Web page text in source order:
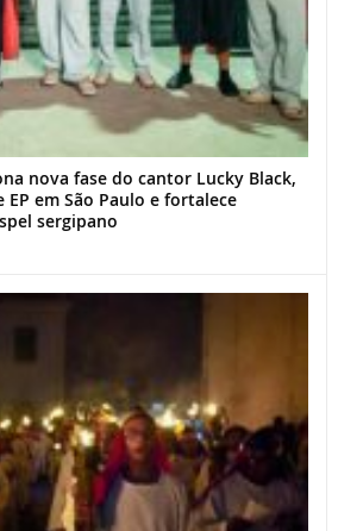
nova fase do cantor Lucky Black,
em São Paulo e fortalece
sergipano